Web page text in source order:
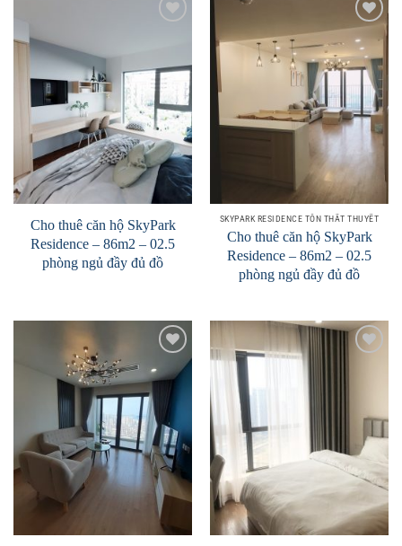
Add to
Wishlist
Cho thuê căn hộ SkyPark
Residence – 86m2 – 02.5
phòng ngủ đầy đủ đồ
Add to
Wishlist
SKYPARK RESIDENCE TÔN THẤT THUYẾT
Cho thuê căn hộ SkyPark
Residence – 86m2 – 02.5
phòng ngủ đầy đủ đồ
Add to
Wishlist